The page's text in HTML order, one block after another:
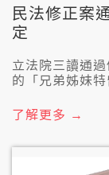
民法修正案
定
立法院三讀通
的「兄弟姊妹
提早立遺囑成做
了解更多 →